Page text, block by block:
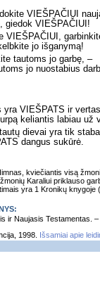
VIEŠPAČIUI
giedok VIEŠPAČIUI!
VIEŠPAČIUI,
jo išganymą!
tautoms jo garbę, –
jo nuostabius
yra VIEŠPATS ir
keliantis labiau už
dievai yra tik
dangus sukūrė.
kviečiantis visą
Karaliui priklauso
yra 1 Kronikų knygoje
ir Naujasis Testamentas.
1998.
Išsamiai apie